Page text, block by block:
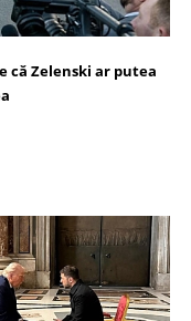
că Zelenski ar putea